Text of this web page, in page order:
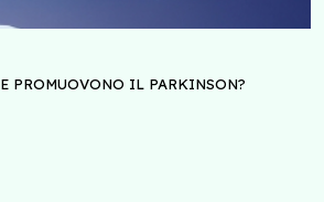
PROMUOVONO IL PARKINSON?